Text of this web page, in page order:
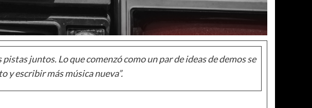
juntos. Lo que comenzó como un par de ideas de demos se
y escribir más música nueva”.